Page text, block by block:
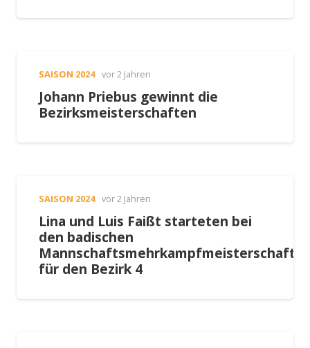
SAISON 2024 vor 2 Jahren
Johann Priebus gewinnt die
Bezirksmeisterschaften
SAISON 2024 vor 2 Jahren
Lina und Luis Faißt starteten bei
den badischen
für den Bezirk 4